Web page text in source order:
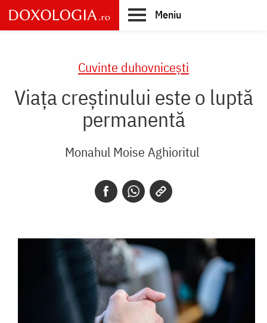
Skip
to
main
Meniu
Cuvinte duhovnicești
Viața creștinului este o luptă
permanentă
Monahul Moise Aghioritul